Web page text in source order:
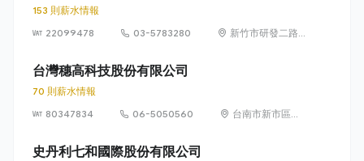
153 則薪水情報
22099478
03-5783280
新竹市研發二路
台灣穗高科技股份有限公司
70 則薪水情報
80347834
06-5050560
台南市新市區環
史丹利七和國際股份有限公司